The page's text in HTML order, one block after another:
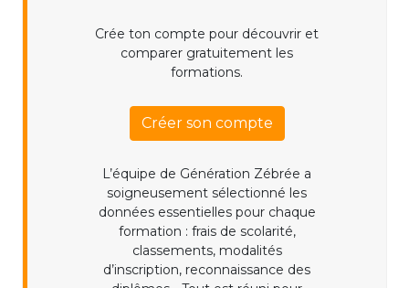
Crée ton compte pour découvrir et
comparer gratuitement les
formations.
Créer son compte
L’équipe de Génération Zébrée a
soigneusement sélectionné les
données essentielles pour chaque
formation : frais de scolarité,
classements, modalités
d’inscription, reconnaissance des